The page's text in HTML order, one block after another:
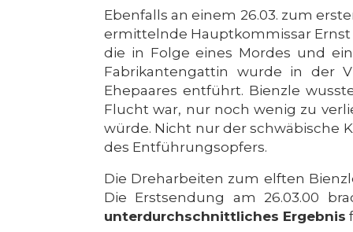
Ebenfalls an einem 26.03. zum
ermittelnde Hauptkommissar Ernst
die in Folge eines Mordes und
Fabrikantengattin wurde in der
Ehepaares entführt. Bienzle
Flucht war, nur noch wenig zu
würde. Nicht nur der schwäbische
des Entführungsopfers.
Die Dreharbeiten zum elften
Die Erstsendung am 26.03.00
unterdurchschnittliches Ergebnis